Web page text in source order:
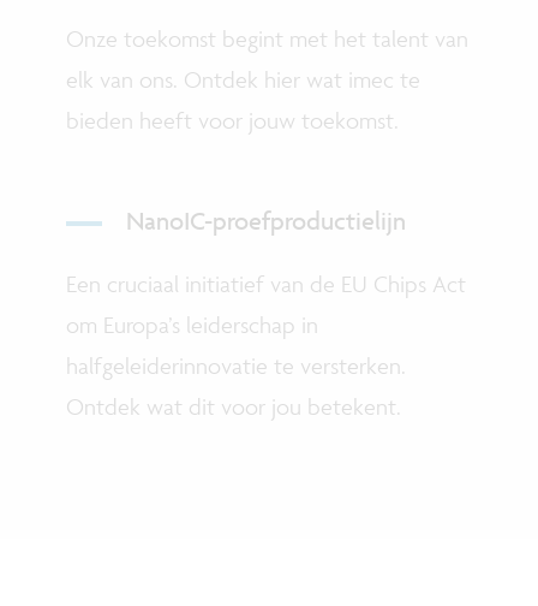
Onze toekomst begint met het talent van
elk van ons. Ontdek hier wat imec te
bieden heeft voor jouw toekomst.
NanoIC-proefproductielijn
Een cruciaal initiatief van de EU Chips Act
om Europa’s leiderschap in
halfgeleiderinnovatie te versterken.
Ontdek wat dit voor jou betekent.